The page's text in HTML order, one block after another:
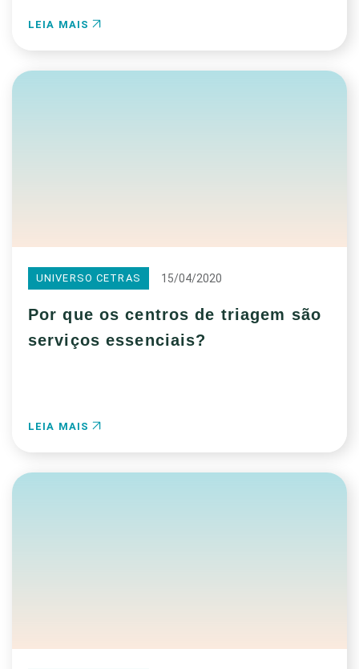
LEIA MAIS
UNIVERSO CETRAS 15/04/2020
Por que os centros de triagem são
serviços essenciais?
LEIA MAIS